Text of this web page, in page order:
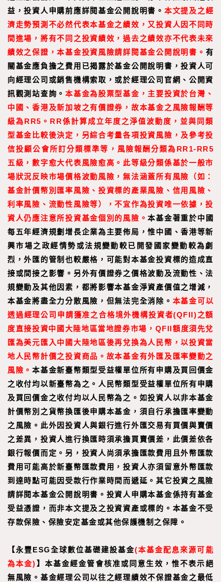
益，投資人申購前應詳閱基金公開說明書。 本文提及之經
濟走勢預測不必然代表本基金之績效，又投資人因不同時
間進場，將有不同之投資績效，過去之績效亦不代表未來
績效之保證，本基金投資風險請詳閱基金公開說明書。 有
關基金應負擔之費用已揭露於基金公開說明書，投資人可
向經理公司或銷售機構索取，或於經理公司官網、公開資
訊觀測站查詢。本基金為股票型基金，主要投資於台灣、
中國、香港及新加坡之有價證券，故本基金之風險報酬等
級為RR5。RR係計算成立年度之淨值波動度，並與同類
型基金比較後決定，另綜合考量各項投資風險，及參考投
信投顧公會所訂分類標準等，風險報酬分類為RR1-RR5
五級，數字愈大代表風險愈高。此等級分類係基於一般市
場狀況反映市場價格波動風險，無法涵蓋所有風險（如：
基金計價幣別匯率風險、投資標的產業風險、信用風險、
利率風險、流動性風險等），不宜作為投資唯一依據，投
資人仍應注意所投資基金個別的風險。本基金著重於中國
每五年經濟規劃增長企業為主要佈局，惟中國、香港等新
興市場之政經情勢或法規變動較已開發國家變動較為劇
烈，外匯的管制也較嚴格，可能對本基金投資標的造成直
接或間接之影響。另外有價證券之價格波動及流動性、法
規變動及其他因素，都將影響本基金淨資產價值之增減，
本基金將盡全力分散風險，但無法完全消除。 本基金可以
透過經理公司申請獲准之合格境外機構投資者(QFII)之額
度直接投資中國大陸地區當地證券市場，QFII額度須先兌
匯為美元匯入中國大陸地區後再兌換為人民幣，以投資當
地人民幣計價之投資商品。故本基金有外匯及匯率變動之
風險。本基金新臺幣類型受益權單位所有申購及買回價金
之收付均以新臺幣為之。人民幣類型受益權單位所有申購
及買回價金之收付均以人民幣為之。如投資人以非本基金
計價幣別之貨幣換匯後申購本基金，須自行承擔匯率變動
之風險。此外因投資人與銀行進行外匯交易有買價與賣價
之差異，投資人進行換匯時須承擔買賣價差，此價差依各
銀行報價而定。另，投資人尚須承擔匯款費用且外幣匯款
費用可能高於新臺幣匯款費用，投資人亦須留意外幣匯款
到達時點可能因受款行作業時間而遞延。其它投資之風險
請詳閱本基金公開說明書。投資人申購本基金係持有基金
受益憑證，而非本文提及之投資資產或標的。本基金不受
存款保險、保險安定基金或其他保護機制之保障。
【永豐ESG全球數位基礎建設基金(本基金配息來源可能
為本金) 】 本基金經金管會核准或同意生效，惟不表示絕
無風險。基金經理公司以往之經理績效不保證基金之最低